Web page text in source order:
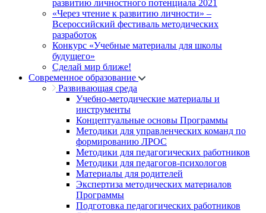
развитию личностного потенциала 2021
«Через чтение к развитию личности» –
Всероссийский фестиваль методических
разработок
Конкурс «Учебные материалы для школы
будущего»
Сделай мир ближе!
Современное образование
Развивающая среда
Учебно-методические материалы и
инструменты
Концептуальные основы Программы
Методики для управленческих команд по
формированию ЛРОС
Методики для педагогических работников
Методики для педагогов-психологов
Материалы для родителей
Экспертиза методических материалов
Программы
Подготовка педагогических работников